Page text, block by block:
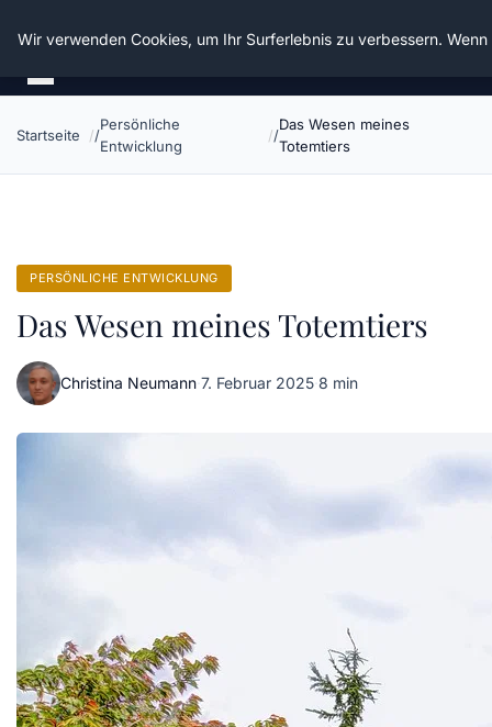
Die Schnitter
Startseite
Persönliche
Entwicklung
Das Wesen meines
Totemtiers
PERSÖNLICHE ENTWICKLUNG
Das Wesen meines Totemtiers
Christina Neumann·7. Februar 2025·8 min
Wir verwenden Cookies, um Ihr Surferlebnis zu verbessern.